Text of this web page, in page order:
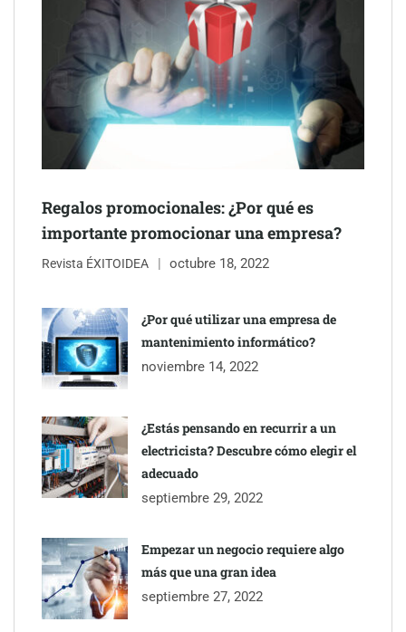
IA ya no es suficiente para los profesionales de la arquitectura
Martín Mingorance Abogados consolida su posición como
particulares
Brisas del Estrecho abastece a la hostelería de Sevilla
conectando lonjas con establecimientos
Regalos promocionales: ¿Por qué es
importante promocionar una empresa?
Revista ÉXITOIDEA octubre 18, 2022
¿Por qué utilizar una empresa de
mantenimiento informático?
noviembre 14, 2022
¿Estás pensando en recurrir a un
electricista? Descubre cómo elegir el
adecuado
septiembre 29, 2022
Empezar un negocio requiere algo
más que una gran idea
septiembre 27, 2022